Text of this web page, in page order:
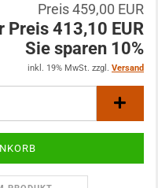
Preis 459,00 EUR
Preis 413,10 EUR
Sie sparen 10%
inkl. 19% MwSt. zzgl. Versand